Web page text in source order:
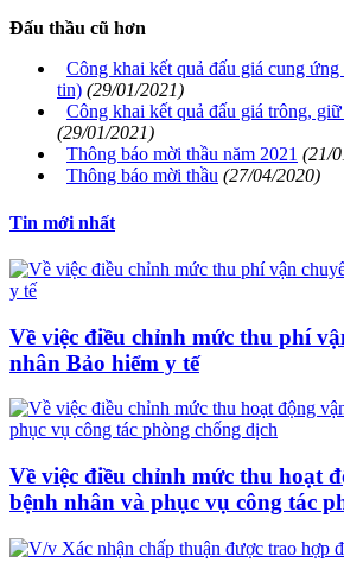
Đấu thầu cũ hơn
Công khai kết quả đấu giá cung
tin) (29/01/2021)
Công khai kết quả đấu giá trông,
(29/01/2021)
Thông báo mời thầu năm 2021 (21/
Thông báo mời thầu (27/04/2020)
Tin mới nhất
Về việc điều chỉnh mức thu phí
nhân Bảo hiểm y tế
Về việc điều chỉnh mức thu hoạt
bệnh nhân và phục vụ công tác